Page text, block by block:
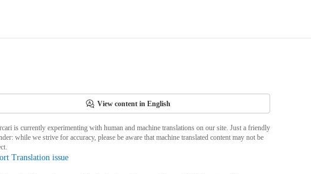
View content in English
is currently experimenting with human and machine translations on our site. Just a friendly
while we strive for accuracy, please be aware that machine translated content may not be
Translation issue